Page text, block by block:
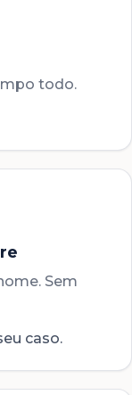
todo.
Sem
caso.